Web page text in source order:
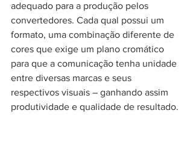
adequado para a produção pelos
convertedores. Cada qual possui um
formato, uma combinação diferente de
cores que exige um plano cromático
para que a comunicação tenha unidade
entre diversas marcas e seus
respectivos visuais – ganhando assim
produtividade e qualidade de resultado.